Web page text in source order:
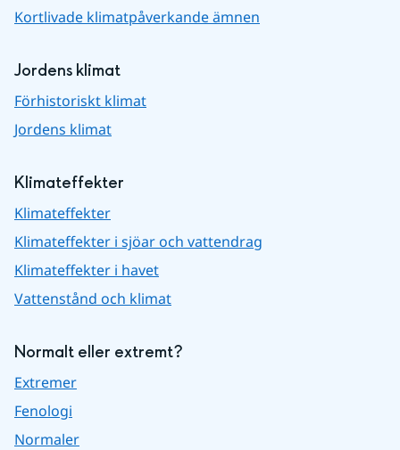
Kortlivade klimatpåverkande ämnen
Jordens klimat
Förhistoriskt klimat
Jordens klimat
Klimateffekter
Klimateffekter
Klimateffekter i sjöar och vattendrag
Klimateffekter i havet
Vattenstånd och klimat
Normalt eller extremt?
Extremer
Fenologi
Normaler